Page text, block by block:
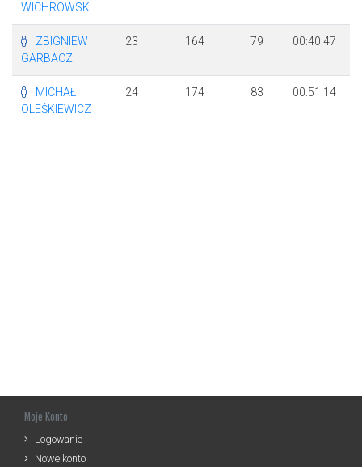
WICHROWSKI
ZBIGNIEW
GARBACZ
23 164 79 00:40:47
MICHAŁ
OLEŚKIEWICZ
24 174 83 00:51:14
Moje Konto
Logowanie
Nowe konto